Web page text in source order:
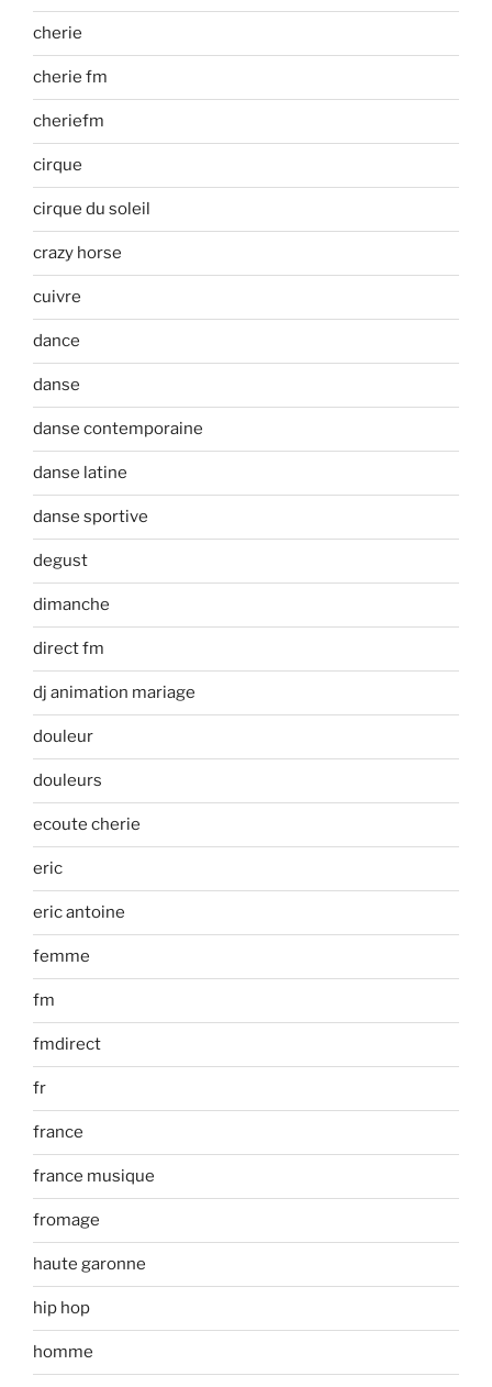
cherie
cherie fm
cheriefm
cirque
cirque du soleil
crazy horse
cuivre
dance
danse
danse contemporaine
danse latine
danse sportive
degust
dimanche
direct fm
dj animation mariage
douleur
douleurs
ecoute cherie
eric
eric antoine
femme
fm
fmdirect
fr
france
france musique
fromage
haute garonne
hip hop
homme